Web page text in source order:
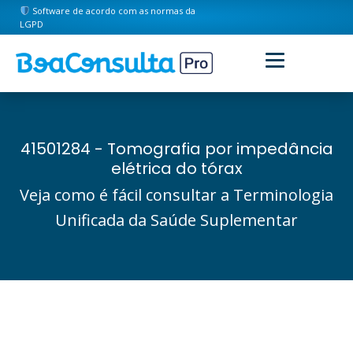
Software de acordo com as normas da
LGPD
41501284 - Tomografia por impedância
elétrica do tórax
Veja como é fácil consultar a Terminologia
Unificada da Saúde Suplementar